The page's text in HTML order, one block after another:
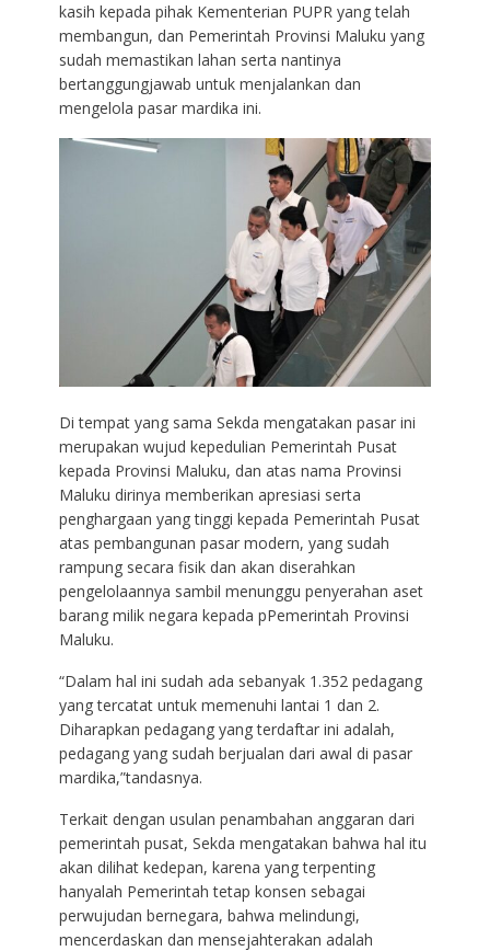
kasih kepada pihak Kementerian PUPR yang telah
membangun, dan Pemerintah Provinsi Maluku yang
sudah memastikan lahan serta nantinya
bertanggungjawab untuk menjalankan dan
mengelola pasar mardika ini.
Di tempat yang sama Sekda mengatakan pasar ini
merupakan wujud kepedulian Pemerintah Pusat
kepada Provinsi Maluku, dan atas nama Provinsi
Maluku dirinya memberikan apresiasi serta
penghargaan yang tinggi kepada Pemerintah Pusat
atas pembangunan pasar modern, yang sudah
rampung secara fisik dan akan diserahkan
pengelolaannya sambil menunggu penyerahan aset
barang milik negara kepada pPemerintah Provinsi
Maluku.
“Dalam hal ini sudah ada sebanyak 1.352 pedagang
yang tercatat untuk memenuhi lantai 1 dan 2.
Diharapkan pedagang yang terdaftar ini adalah,
pedagang yang sudah berjualan dari awal di pasar
mardika,”tandasnya.
Terkait dengan usulan penambahan anggaran dari
pemerintah pusat, Sekda mengatakan bahwa hal itu
akan dilihat kedepan, karena yang terpenting
hanyalah Pemerintah tetap konsen sebagai
perwujudan bernegara, bahwa melindungi,
mencerdaskan dan mensejahterakan adalah